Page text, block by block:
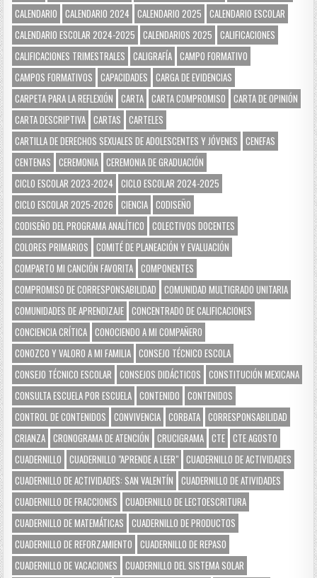
CALENDARIO
CALENDARIO 2024 CALENDARIO 2025
CALENDARIO ESCOLAR
CALENDARIO ESCOLAR 2024-2025
CALENDARIOS 2025
CALIFICACIONES
CALIFICACIONES TRIMESTRALES
CALIGRAFÍA CAMPO FORMATIVO
CAMPOS FORMATIVOS
CAPACIDADES
CARGA DE EVIDENCIAS
CARPETA PARA LA REFLEXIÓN
CARTA CARTA COMPROMISO
CARTA DE OPINIÓN
CARTA DESCRIPTIVA CARTAS
CARTELES
CARTILLA DE DERECHOS SEXUALES DE ADOLESCENTES Y JÓVENES
CENEFAS
CENTENAS
CEREMONIA CEREMONIA DE GRADUACIÓN
CICLO ESCOLAR 2023-2024
CICLO ESCOLAR 2024-2025
CICLO ESCOLAR 2025-2026
CIENCIA CODISEÑO
CODISEÑO DEL PROGRAMA ANALÍTICO
COLECTIVOS DOCENTES
COLORES PRIMARIOS
COMITÉ DE PLANEACIÓN Y EVALUACIÓN
COMPARTO MI CANCIÓN FAVORITA COMPONENTES
COMPROMISO DE CORRESPONSABILIDAD
COMUNIDAD MULTIGRADO UNITARIA
COMUNIDADES DE APRENDIZAJE CONCENTRADO DE CALIFICACIONES
CONCIENCIA CRÍTICA CONOCIENDO A MI COMPAÑERO
CONOZCO Y VALORO A MI FAMILIA CONSEJO TÉCNICO ESCOLA
CONSEJO TÉCNICO ESCOLAR
CONSEJOS DIDÁCTICOS
CONSTITUCIÓN MEXICANA
CONSULTA ESCUELA POR ESCUELA CONTENIDO
CONTENIDOS
CONTROL DE CONTENIDOS
CONVIVENCIA CORBATA CORRESPONSABILIDAD
CRIANZA CRONOGRAMA DE ATENCIÓN CRUCIGRAMA CTE CTE AGOSTO
CUADERNILLO
CUADERNILLO "APRENDE A LEER" CUADERNILLO DE ACTIVIDADES
CUADERNILLO DE ACTIVIDADES: SAN VALENTÍN
CUADERNILLO DE ATIVIDADES
CUADERNILLO DE FRACCIONES
CUADERNILLO DE LECTOESCRITURA
CUADERNILLO DE MATEMÁTICAS
CUADERNILLO DE PRODUCTOS
CUADERNILLO DE REFORZAMIENTO
CUADERNILLO DE REPASO
CUADERNILLO DE VACACIONES
CUADERNILLO DEL SISTEMA SOLAR